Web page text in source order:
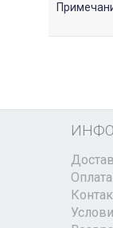
Оплата